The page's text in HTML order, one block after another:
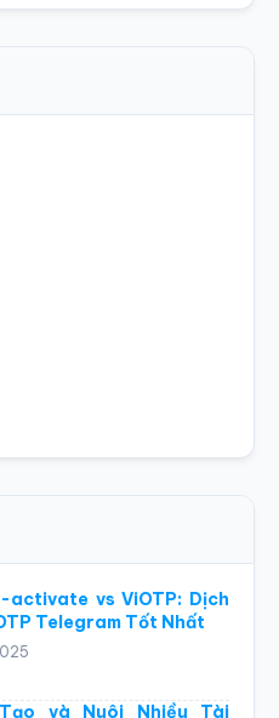
activate vs ViOTP: Dịch
Telegram Tốt Nhất
và Nuôi Nhiều Tài